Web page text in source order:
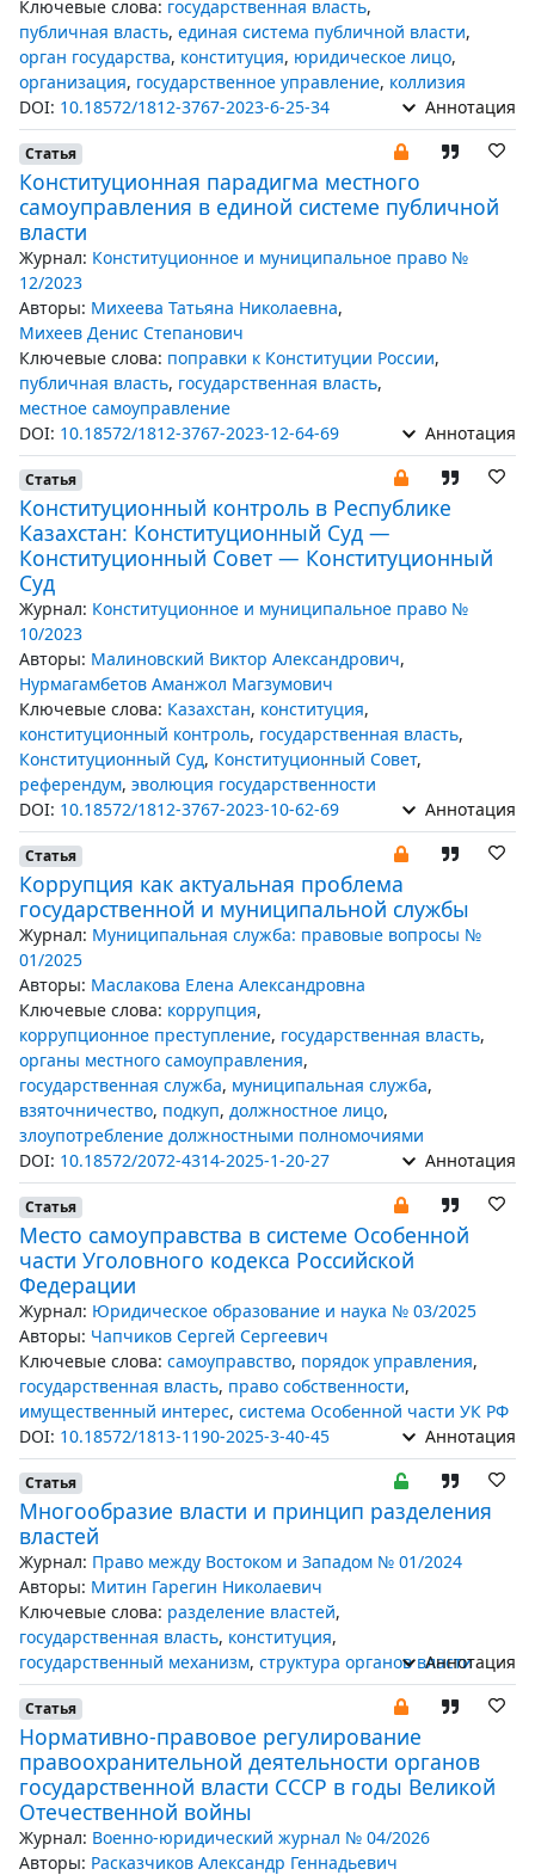
Ключевые слова: государственная власть,
публичная власть, единая система публичной власти,
орган государства, конституция, юридическое лицо,
организация, государственное управление, коллизия
DOI: 10.18572/1812-3767-2023-6-25-34 Аннотация
Статья
Конституционная парадигма местного
самоуправления в единой системе публичной
власти
Журнал: Конституционное и муниципальное право №
12/2023
Авторы: Михеева Татьяна Николаевна,
Михеев Денис Степанович
Ключевые слова: поправки к Конституции России,
публичная власть, государственная власть,
местное самоуправление
DOI: 10.18572/1812-3767-2023-12-64-69 Аннотация
Статья
Конституционный контроль в Республике
Казахстан: Конституционный Суд —
Конституционный Совет — Конституционный
Суд
Журнал: Конституционное и муниципальное право №
10/2023
Авторы: Малиновский Виктор Александрович,
Нурмагамбетов Аманжол Магзумович
Ключевые слова: Казахстан, конституция,
конституционный контроль, государственная власть,
Конституционный Суд, Конституционный Совет,
референдум, эволюция государственности
DOI: 10.18572/1812-3767-2023-10-62-69 Аннотация
Статья
Коррупция как актуальная проблема
государственной и муниципальной службы
Журнал: Муниципальная служба: правовые вопросы №
01/2025
Авторы: Маслакова Елена Александровна
Ключевые слова: коррупция,
коррупционное преступление, государственная власть,
органы местного самоуправления,
государственная служба, муниципальная служба,
взяточничество, подкуп, должностное лицо,
злоупотребление должностными полномочиями
DOI: 10.18572/2072-4314-2025-1-20-27 Аннотация
Статья
Место самоуправства в системе Особенной
части Уголовного кодекса Российской
Федерации
Журнал: Юридическое образование и наука № 03/2025
Авторы: Чапчиков Сергей Сергеевич
Ключевые слова: самоуправство, порядок управления,
государственная власть, право собственности,
имущественный интерес, система Особенной части УК РФ
DOI: 10.18572/1813-1190-2025-3-40-45 Аннотация
Статья
Многообразие власти и принцип разделения
властей
Журнал: Право между Востоком и Западом № 01/2024
Авторы: Митин Гарегин Николаевич
Ключевые слова: разделение властей,
государственная власть, конституция,
государственный механизм, структура органов власти
Аннотация
Статья
Нормативно-правовое регулирование
правоохранительной деятельности органов
государственной власти СССР в годы Великой
Отечественной войны
Журнал: Военно-юридический журнал № 04/2026
Авторы: Расказчиков Александр Геннадьевич